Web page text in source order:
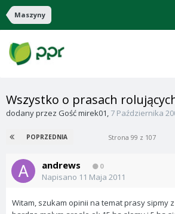
Maszyny
Wszystko o prasach
dodany przez Gość mirek01, 7 Października
POPRZEDNIA Strona 99 z 107
andrews 0
Napisano 11 Maja 2011
Witam, szukam opinii na temat prasy sipmy z